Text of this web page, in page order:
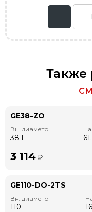
Также
GE38-ZO
Вн. диаметр
38.1
3 114 ₽
GE110-DO-2TS
Вн. диаметр
110